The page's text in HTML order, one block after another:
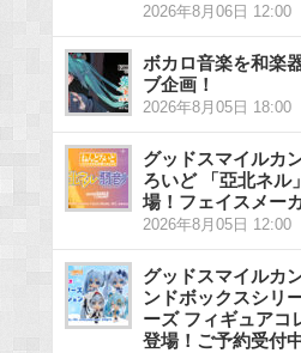
2026年8月06日 12:00
ボカロ音楽を和楽
ブ企画！
2026年8月05日 18:00
グッドスマイルカ
ろいど 「亞北ネル
場！フェイスメー
2026年8月05日 12:00
グッドスマイルカ
ンドボックスシリ
ーズ フィギュアコ
登場！ご予約受付